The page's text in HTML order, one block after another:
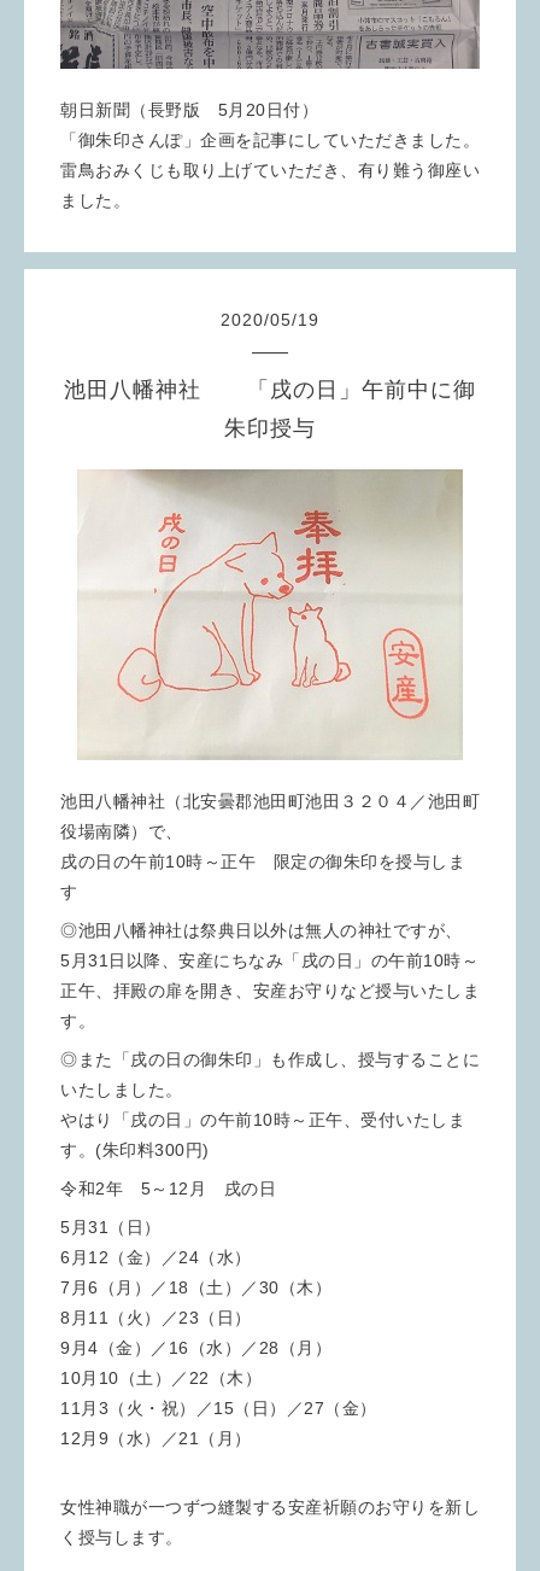
朝日新聞（長野版 5月20日付）
「御朱印さんぽ」企画を記事にしていただきました。
雷鳥おみくじも取り上げていただき、有り難う御座い
ました。
2020/05/19
池田八幡神社 「戌の日」午前中に御
朱印授与
池田八幡神社（北安曇郡池田町池田３２０４／池田町
役場南隣）で、
戌の日の午前10時～正午 限定の御朱印を授与しま
す
◎池田八幡神社は祭典日以外は無人の神社ですが、
5月31日以降、安産にちなみ「戌の日」の午前10時～
正午、拝殿の扉を開き、安産お守りなど授与いたしま
す。
◎また「戌の日の御朱印」も作成し、授与することに
いたしました。
やはり「戌の日」の午前10時～正午、受付いたしま
す。(朱印料300円)
令和2年 5～12月 戌の日
5月31（日）
6月12（金）／24（水）
7月6（月）／18（土）／30（木）
8月11（火）／23（日）
9月4（金）／16（水）／28（月）
10月10（土）／22（木）
11月3（火・祝）／15（日）／27（金）
12月9（水）／21（月）
女性神職が一つずつ縫製する安産祈願のお守りを新し
く授与します。